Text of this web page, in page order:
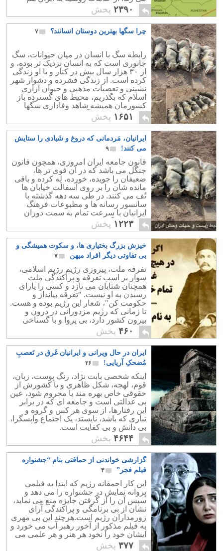
کسی چیزی نمی داند. روسیه یکی از
بزرگترین دلایل افول تمدن ایران است.
۲۳۹۰ پخش
چرا سگها بهترین دوستان انسانند؟ ۷
‎‎رابطه سگ با انسان ‎در میان حیوانات، سگ
جانوری است که به انسان نزدیک تر بوده، و
از ۳۰ هزار سال پیش در کنار و با او زندگی
کرده است‫.‬ از زندگی فشرده و دشوار شهر
نشینی و تعصبات مذهبی و حیوان آزاری
اسلام که بگذریم، محیط های گسترده باز
کشورمان همیشه شاهد وفاداری سگها
نسبت به صاحبان آنها بوده است‫.
۱۶۵۱ پخش
ایرانیان، مَردمانی که دروغ و شَیادی را ستایش
می کنند!
۹
قانون جامعه ایران امروزی، همچون قانون
جنگل می باشد که در آن قوی تر ها،
ضعیفان را جویده، خورده، لِه کرده و باقی
مانده شان را بر روی آسفالت خیابان ها
تُف می کنند. در طی سه دهه گذشته با
سانسور رسانه ها و مطبوعات فرهنگ
ایرانیان با سرعت تمام به سمت دوران
"پارینه سنگی" پیشروی کرده است.
۱۲۲۳ پخش
خیزش بزرگ بختیاری ها، و سکوت همیشگی و
بی تفاوتی دیگر افراد میهن
۷
تفرقه ملت، پیروزی رژیم رژیم اسلامی،
سوار بر اسب تفرقه و پراکندگی ملت
همچنان شتابان می تازد و کسی را یارای
رسیدن به او نیست. "تفرقه بیانداز و
حکومت کن"، شعار این رژیم بوده و هست.
تا زمانی که رژیم مزدورانی در درون و
بیرون کشور دارد، بی پروا و با گستاخی
همه چیز و همه کس را می سوزاند و
خاکستر می کند.
۴۶۰ پخش
ایران در حال ویرانی و ایرانیان غَرق در تَعصبِ
مُضحکِ آریایی!
۲۶
اینکه شخصی بابت نژاد، رنگ پوست، زبان،
قوم، لهجه، شکل ظاهری و یا کشورش از
حقوقی خاص بهره مند یا محروم شود، عین
بی عدالتی است و جامعه ای که در برابر
این رفتارها، از سوی هر کس و گروه و
تباری که باشد، نایستد، یک اجتماع واپسگرا،
بی دانش و بی کفایت است.
۴۶۴۴ پخش
گزارشی خواندنی از حماقتی بنام “جشنواره
فیلم فجر”
۳
این کار احمقانه رژیم که ابتدا به فیلمی
پروانه نمایش در جشنواره را می دهد و
سپس آن را از گرفتن جایزه منع می نماید،
نشان از بی برنامگی و پراکندگی آرای
زورمداران رژیم است.هرچند این بی مهری
به فیلم مذکور از آخور رهبر آب می خورد و
ایشان خود را نخود هر هنر و هر علمی می
داند. فیلمی موردپسند هست یا نیست!.
۳۷۷ پخش